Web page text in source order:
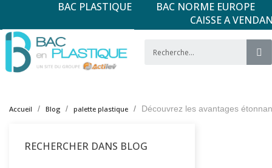
BAC PLASTIQUE BAC NORME EUROPE
CAISSE A
Accueil Blog palette plastique Découvrez les avantages
RECHERCHER DANS BLOG